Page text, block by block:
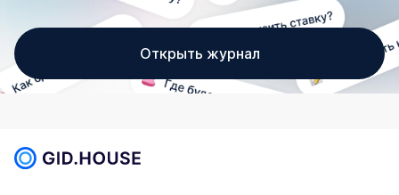
Открыть журнал